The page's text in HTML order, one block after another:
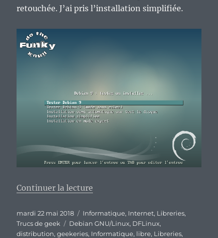
retouchée. J’ai pris l’installation simplifiée.
Continuer la lecture
Publié
le
mardi 22 mai 2018 Catégories
Informatique, Internet, Libreries,
Trucs de geek
Étiquettes
Debian GNU/Linux, DFLinux,
distribution,geekeries, Informatique, libre, Libreries,